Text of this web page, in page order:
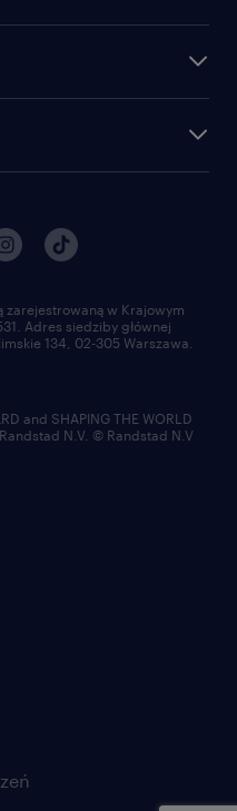
zarejestrowaną w Krajowym
Adres siedziby głównej
134, 02-305 Warszawa.
and SHAPING THE WORLD
N.V. © Randstad N.V